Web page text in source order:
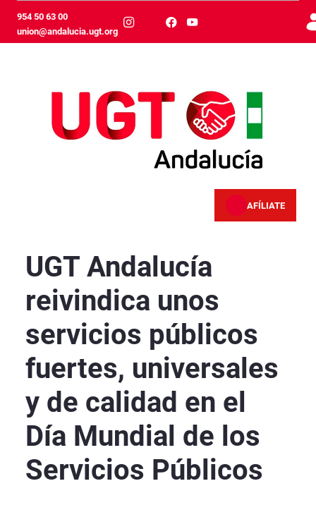
Skip to Main Content
954 50 63 00
union@andalucia.ugt.org
AFÍLIATE
UGT Andalucía
reivindica unos
servicios públicos
fuertes, universales
y de calidad en el
Día Mundial de los
Servicios Públicos